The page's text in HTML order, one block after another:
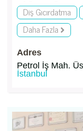
Diş Gıcırdatma
Daha Fazla
Adres
Petrol İş Mah.
İstanbul